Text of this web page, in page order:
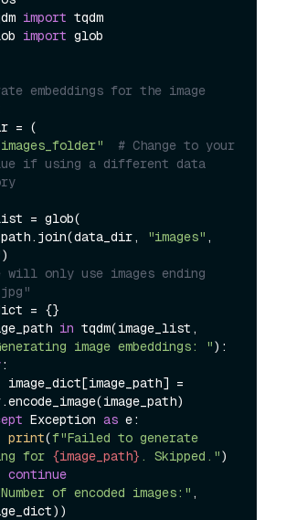
import
import glob
embeddings for the image
= (
# Change to your
if using a different data
= glob(
os.path.join(data_dir,
"images"
)
will only use images ending
in tqdm(image_list,
image embeddings: "):
:
Exception as e:
print(f"Failed to generate
for {image_path} . Skipped.")
continue
of encoded images:"